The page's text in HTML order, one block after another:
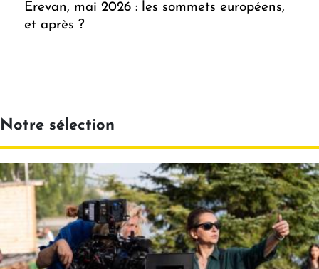
Erevan, mai 2026 : les sommets européens,
et après ?
Notre sélection